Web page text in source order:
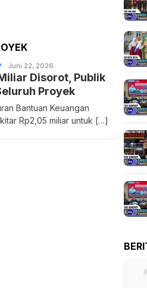
Admin
Juni 22, 2026
Disorot, Publik
Proyek
Bantuan Keuangan
Rp2,05 miliar untuk […]